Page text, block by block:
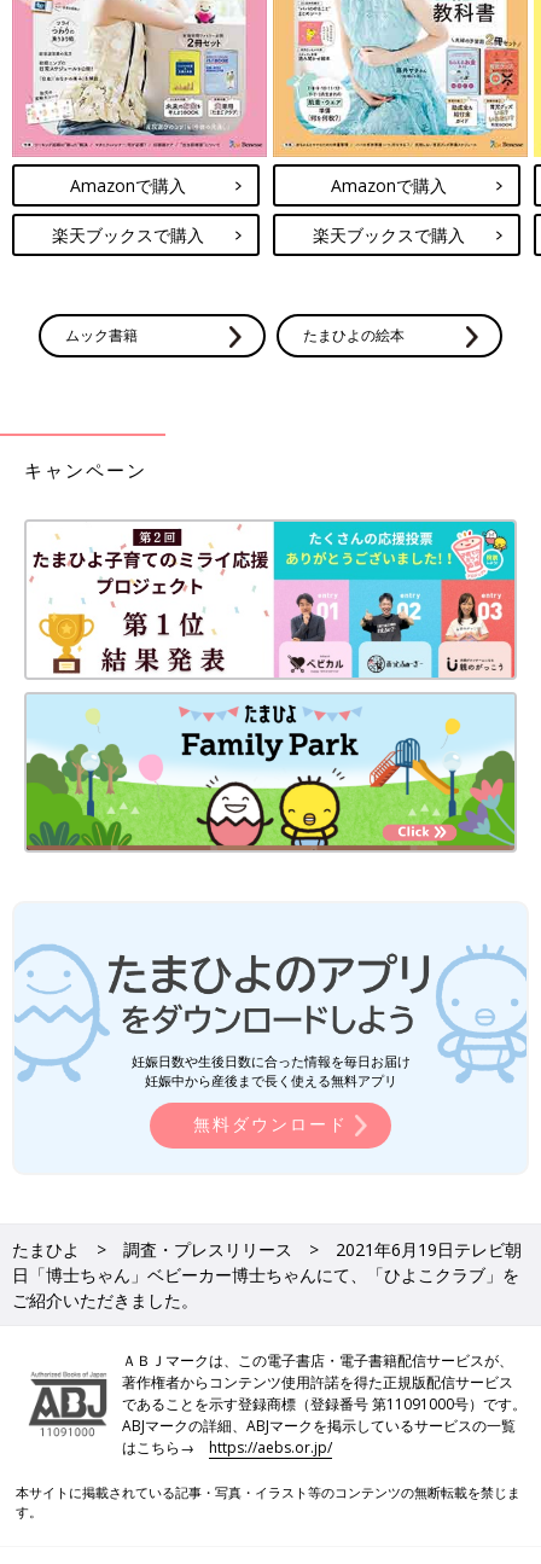
Amazonで購入
楽天ブックスで購入
Amazonで購入
楽天ブックスで購入
ムック書籍 たまひよの絵本
キャンペーン
妊娠日数や生後日数に合った情報を毎日お届け
妊娠中から産後まで長く使える無料アプリ
無料ダウンロード
たまひよ 調査・プレスリリース
2021年6月19日テレビ朝
日「博士ちゃん」ベビーカー博士ちゃんにて、「ひよこクラブ」を
ご紹介いただきました。
ＡＢＪマークは、この電子書店・電子書籍配信サービスが、
著作権者からコンテンツ使用許諾を得た正規版配信サービス
であることを示す登録商標（登録番号 第11091000号）です。
ABJマークの詳細、ABJマークを掲示しているサービスの一覧
はこちら→https://aebs.or.jp/
本サイトに掲載されている記事・写真・イラスト等のコンテンツの無断転載を禁じま
す。